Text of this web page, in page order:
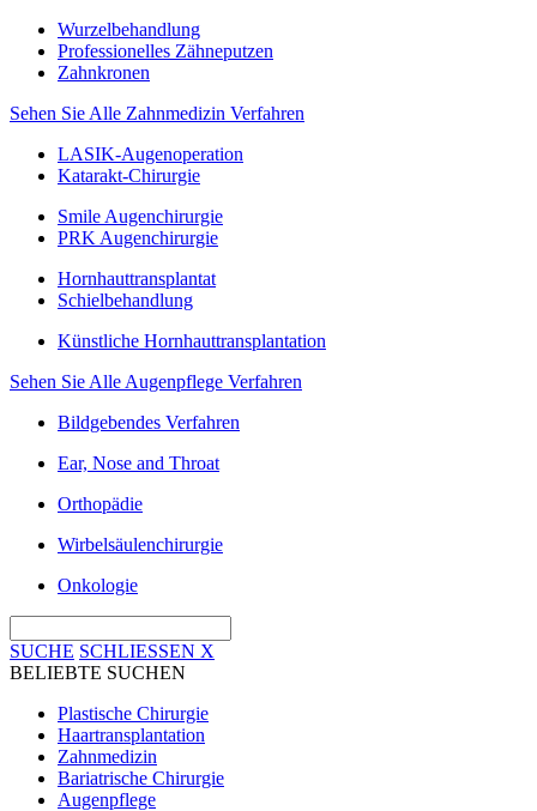
Wurzelbehandlung
Professionelles Zähneputzen
Zahnkronen
Sehen Sie Alle Zahnmedizin Verfahren
LASIK-Augenoperation
Katarakt-Chirurgie
Smile Augenchirurgie
PRK Augenchirurgie
Hornhauttransplantat
Schielbehandlung
Künstliche Hornhauttransplantation
Sehen Sie Alle Augenpflege Verfahren
Bildgebendes Verfahren
Ear, Nose and Throat
Orthopädie
Wirbelsäulenchirurgie
Onkologie
SUCHE SCHLIESSEN X
BELIEBTE SUCHEN
Plastische Chirurgie
Haartransplantation
Zahnmedizin
Bariatrische Chirurgie
Augenpflege